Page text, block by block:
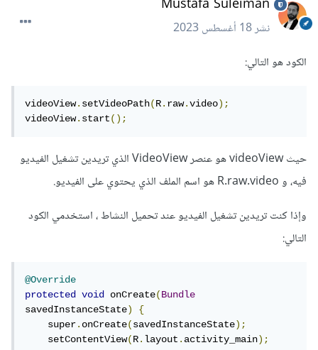
نشر18 أغسطس 2023
الكود هو التالي:
videoView.setVideoPath(R.raw.video);
videoView.start();
حيث videoView هو عنصر VideoView الذي تريدين تشغيل الفيديو
فيه، و R.raw.video هو اسم الملف الذي يحتوي على الفيديو.
وإذا كنت تريدين تشغيل الفيديو عند تحميل النشاط ، استخدمي الكود
التالي:
@Override
protected
void onCreate(Bundle
savedInstanceState)
{
    super
.onCreate(savedInstanceState);
    setContentView
(R.layout.activity_main);